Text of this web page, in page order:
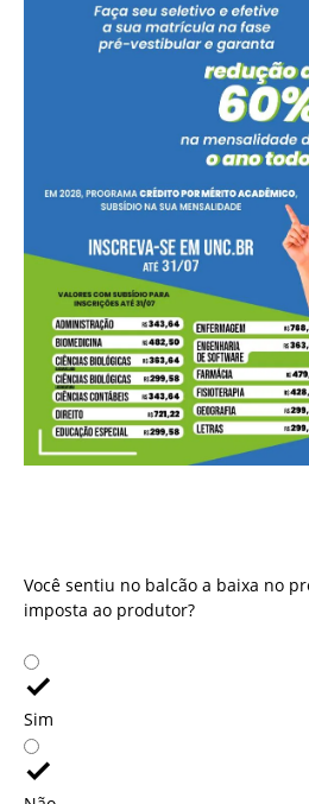
Você sentiu no balcão a baixa no
imposta ao produtor?
Sim